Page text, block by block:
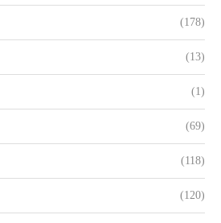
(178)
(13)
(1)
(69)
(118)
(120)